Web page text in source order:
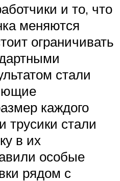
и то, что
меняются
ограничивать
стали
каждого
трусики стали
в их
особые
рядом с